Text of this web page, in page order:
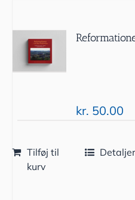
kr. 50.00
Tilføj til
kurv
Detaljer